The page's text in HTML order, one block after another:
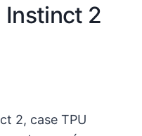
Instinct 2
2, case TPU